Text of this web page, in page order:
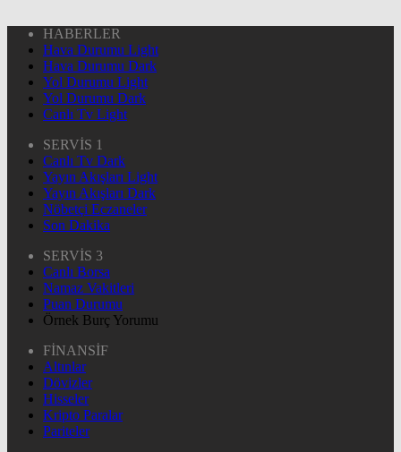
HABERLER
Hava Durumu Light
Hava Durumu Dark
Yol Durumu Light
Yol Durumu Dark
Canlı Tv Light
SERVİS 1
Canlı Tv Dark
Yayın Akışları Light
Yayın Akışları Dark
Nöbetçi Eczaneler
Son Dakika
SERVİS 3
Canlı Borsa
Namaz Vakitleri
Puan Durumu
Örnek Burç Yorumu
FİNANSİF
Altınlar
Dövizler
Hisseler
Kripto Paralar
Pariteler